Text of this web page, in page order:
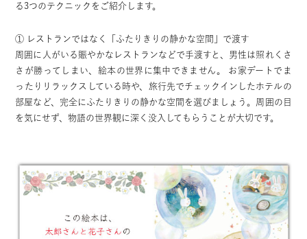
る3つのテクニックをご紹介します。
① レストランではなく「ふたりきりの静かな空間」で渡す
周囲に人がいる賑やかなレストランなどで手渡すと、男性は照れくさ
さが勝ってしまい、絵本の世界に集中できません。 お家デートでま
ったりリラックスしている時や、旅行先でチェックインしたホテルの
部屋など、完全にふたりきりの静かな空間を選びましょう。周囲の目
を気にせず、物語の世界観に深く没入してもらうことが大切です。